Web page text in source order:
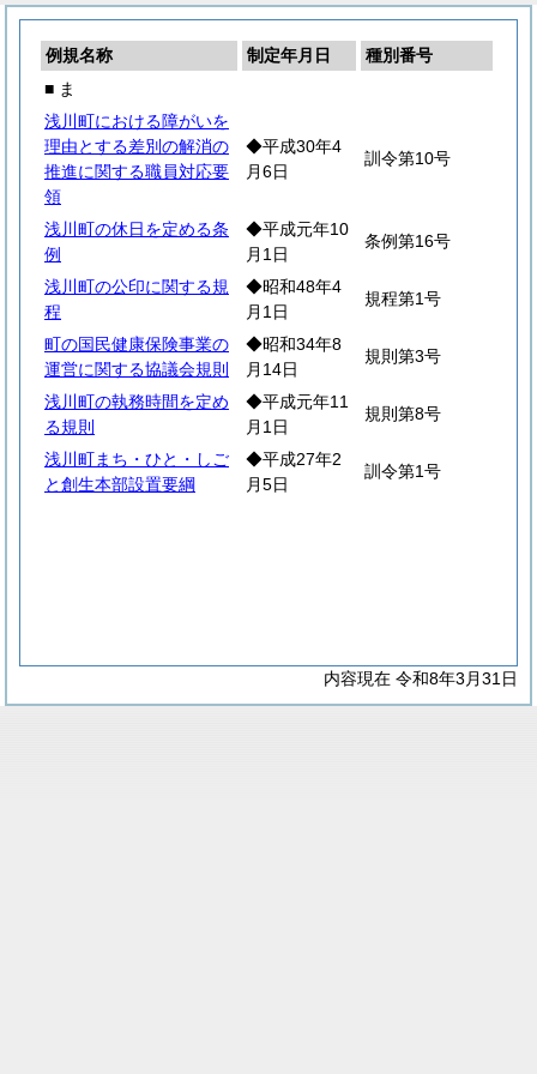
例規名称 制定年月日
種別番号
■ ま
浅川町における障がいを
理由とする差別の解消の
推進に関する職員対応要
領
◆平成30年4
月6日
訓令第10号
浅川町の休日を定める条
例
◆平成元年10
月1日
条例第16号
浅川町の公印に関する規
程
◆昭和48年4
月1日
規程第1号
町の国民健康保険事業の
運営に関する協議会規則
◆昭和34年8
月14日
規則第3号
浅川町の執務時間を定め
る規則
◆平成元年11
月1日
規則第8号
浅川町まち・ひと・しご
と創生本部設置要綱
◆平成27年2
月5日
訓令第1号
内容現在 令和8年3月31日